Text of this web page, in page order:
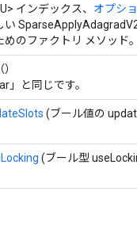
インデックス、 オプショ
い
めのファクトリ メソッド。
（）
」と同じです。
(ブール値の
(ブール型